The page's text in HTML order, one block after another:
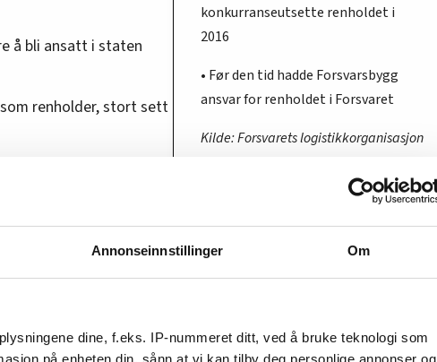
Annonseinnstillinger Om
dine, f.eks. IP-nummeret ditt, ved å bruke teknologi som
på enheten din, sånn at vi kan tilby deg personlige annonser og
å bli ansatt i staten
renholder, stort sett
i staten, mener de
(NTL) Forsvaret, er
konkurranseutsette renholdet i
2016
• Før den tid hadde Forsvarsbygg
ansvar for renholdet i Forsvaret
Kilde: Forsvarets logistikkorganisasjon
Lønnsøkning i offentlig og
Staten
2020: 373.400 kroner